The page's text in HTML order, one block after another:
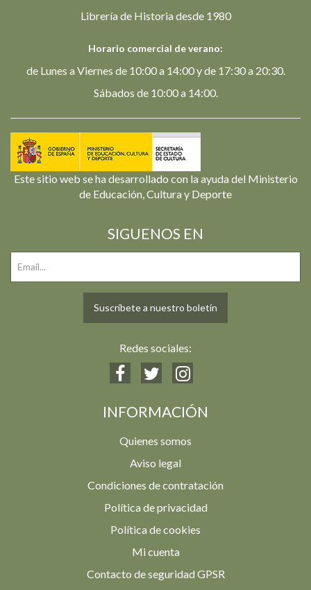
Librería de Historia desde 1980
Horario comercial de verano:
de Lunes a Viernes de 10:00 a 14:00 y de 17:30 a 20:30.
Sábados de 10:00 a 14:00.
Este sitio web se ha desarrollado con la ayuda del Ministerio
de Educación, Cultura y Deporte
SIGUENOS EN
Suscríbete a nuestro boletín
Redes sociales:
INFORMACIÓN
Quienes somos
Aviso legal
Condiciones de contratación
Política de privacidad
Política de cookies
Mi cuenta
Contacto de seguridad GPSR